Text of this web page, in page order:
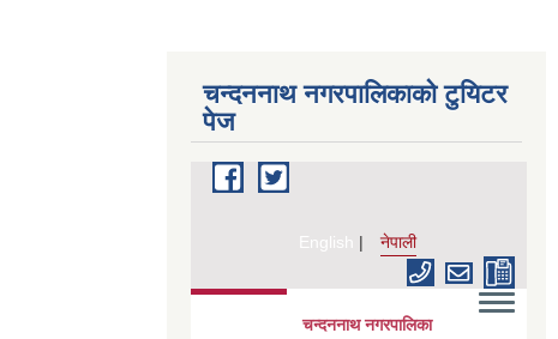
चन्दननाथ नगरपालिकाको टुयिटर
पेज